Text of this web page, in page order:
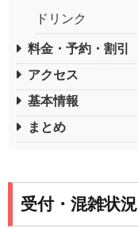
ドリンク
料金・予約・割引
アクセス
基本情報
まとめ
受付・混雑状況